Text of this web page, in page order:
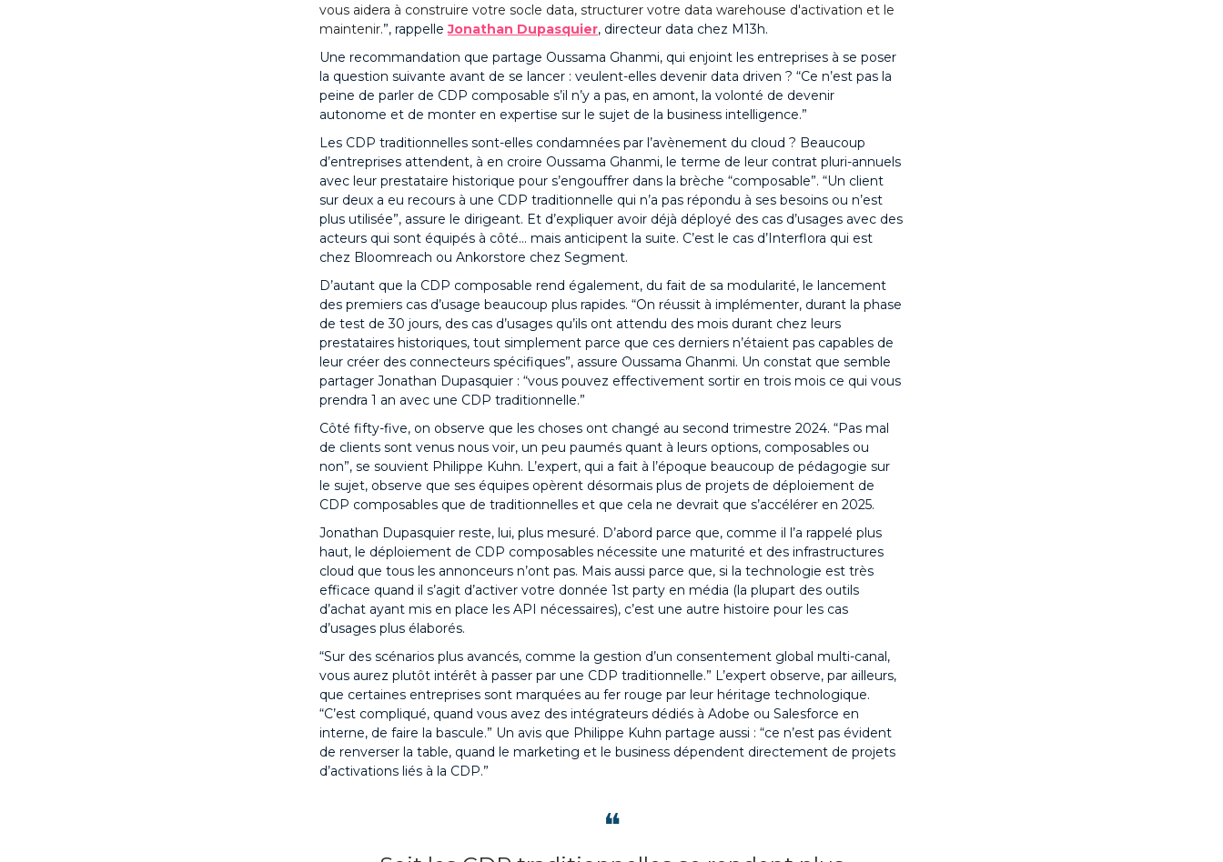
vous aidera à construire votre socle data, structurer votre data warehouse d'activation et le
maintenir.”, rappelleJonathan Dupasquier, directeur data chez M13h.
Une recommandation que partage Oussama Ghanmi, qui enjoint les entreprises à se poser
la question suivante avant de se lancer : veulent-elles devenir data driven ? “Ce n’est pas la
peine de parler de CDP composable s’il n’y a pas, en amont, la volonté de devenir
autonome et de monter en expertise sur le sujet de la business intelligence.”
Les CDP traditionnelles sont-elles condamnées par l’avènement du cloud ? Beaucoup
d’entreprises attendent, à en croire Oussama Ghanmi, le terme de leur contrat pluri-annuels
avec leur prestataire historique pour s’engouffrer dans la brèche “composable”. “Un client
sur deux a eu recours à une CDP traditionnelle qui n’a pas répondu à ses besoins ou n’est
plus utilisée”, assure le dirigeant. Et d’expliquer avoir déjà déployé des cas d’usages avec des
acteurs qui sont équipés à côté… mais anticipent la suite. C’est le cas d’Interflora qui est
chez Bloomreach ou Ankorstore chez Segment.
D’autant que la CDP composable rend également, du fait de sa modularité, le lancement
des premiers cas d’usage beaucoup plus rapides. “On réussit à implémenter, durant la phase
de test de 30 jours, des cas d’usages qu’ils ont attendu des mois durant chez leurs
prestataires historiques, tout simplement parce que ces derniers n’étaient pas capables de
leur créer des connecteurs spécifiques”, assure Oussama Ghanmi. Un constat que semble
partager Jonathan Dupasquier : “vous pouvez effectivement sortir en trois mois ce qui vous
prendra 1 an avec une CDP traditionnelle.”
Côté fifty-five, on observe que les choses ont changé au second trimestre 2024. “Pas mal
de clients sont venus nous voir, un peu paumés quant à leurs options, composables ou
non”, se souvient Philippe Kuhn. L’expert, qui a fait à l’époque beaucoup de pédagogie sur
le sujet, observe que ses équipes opèrent désormais plus de projets de déploiement de
CDP composables que de traditionnelles et que cela ne devrait que s’accélérer en 2025.
Jonathan Dupasquier reste, lui, plus mesuré. D’abord parce que, comme il l’a rappelé plus
haut, le déploiement de CDP composables nécessite une maturité et des infrastructures
cloud que tous les annonceurs n’ont pas. Mais aussi parce que, si la technologie est très
efficace quand il s’agit d’activer votre donnée 1st party en média (la plupart des outils
d’achat ayant mis en place les API nécessaires), c’est une autre histoire pour les cas
d’usages plus élaborés.
“Sur des scénarios plus avancés, comme la gestion d’un consentement global multi-canal,
vous aurez plutôt intérêt à passer par une CDP traditionnelle.” L’expert observe, par ailleurs,
que certaines entreprises sont marquées au fer rouge par leur héritage technologique.
“C’est compliqué, quand vous avez des intégrateurs dédiés à Adobe ou Salesforce en
interne, de faire la bascule.” Un avis que Philippe Kuhn partage aussi : “ce n’est pas évident
de renverser la table, quand le marketing et le business dépendent directement de projets
d’activations liés à la CDP.”
❝